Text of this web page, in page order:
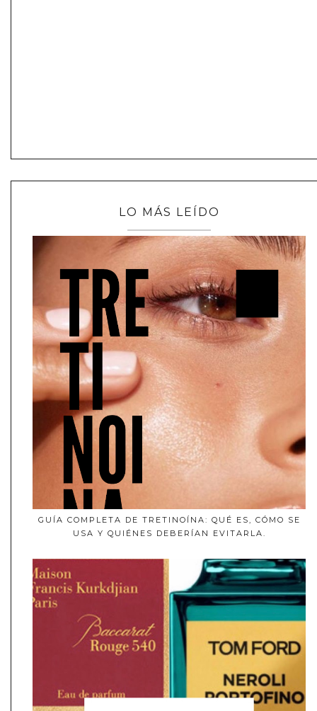
LO MÁS LEÍDO
GUÍA COMPLETA DE TRETINOÍNA: QUÉ ES, CÓMO SE
USA Y QUIÉNES DEBERÍAN EVITARLA.